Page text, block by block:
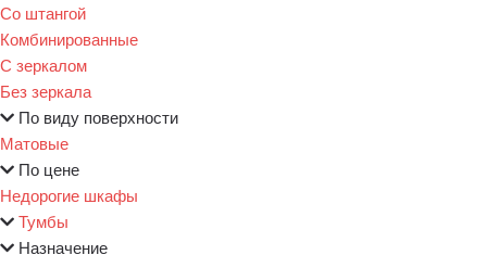
Со штангой
Комбинированные
С зеркалом
Без зеркала
По виду поверхности
Матовые
По цене
Недорогие шкафы
Тумбы
Назначение